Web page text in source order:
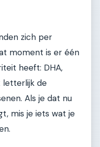
zich per
moment is er één
heeft: DHA,
letterlijk de
Als je dat nu
mis je iets wat je